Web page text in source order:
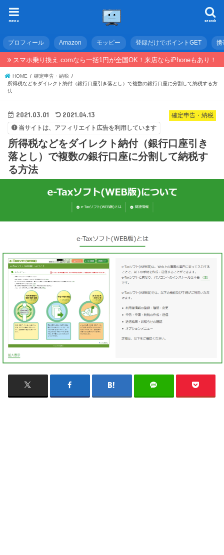
search
menu
プロフィール Amazon モッピー 登録だけでポイントGET 携
スマホ乗り換え.comなら一括1円が全国OK！来店ならiPhoneもあり！
HOME
確定申告・納税
所得税などをダイレクト納付（銀行口座引き落とし）で複数の銀行口座に分割して納税する方
法
確定申告・納税
2021.03.01 2021.04.13
当サイトは、アフィリエイト広告を利用しています
所得税などをダイレクト納付（銀行口座引き
落とし）で複数の銀行口座に分割して納税す
る方法